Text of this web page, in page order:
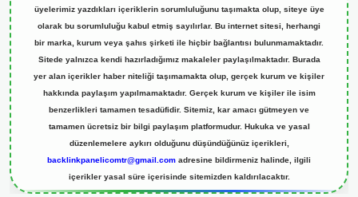
üyelerimiz yazdıkları içeriklerin sorumluluğunu taşımakta olup, siteye üye
olarak bu sorumluluğu kabul etmiş sayılırlar. Bu internet sitesi, herhangi
bir marka, kurum veya şahıs şirketi ile hiçbir bağlantısı bulunmamaktadır.
Sitede yalnızca kendi hazırladığımız makaleler paylaşılmaktadır. Burada
yer alan içerikler haber niteliği taşımamakta olup, gerçek kurum ve kişiler
hakkında paylaşım yapılmamaktadır. Gerçek kurum ve kişiler ile isim
benzerlikleri tamamen tesadüfidir. Sitemiz, kar amacı gütmeyen ve
tamamen ücretsiz bir bilgi paylaşım platformudur. Hukuka ve yasal
düzenlemelere aykırı olduğunu düşündüğünüz içerikleri,
backlinkpanelicomtr@gmail.com adresine bildirmeniz halinde, ilgili
içerikler yasal süre içerisinde sitemizden kaldırılacaktır.